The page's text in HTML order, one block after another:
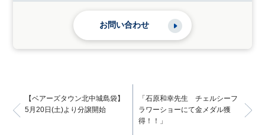
お問い合わせ
【ベアーズタウン北中城島袋】
5月20日(土)より分譲開始
「石原和幸先生 チェルシーフ
ラワーショーにて金メダル獲
得！！」